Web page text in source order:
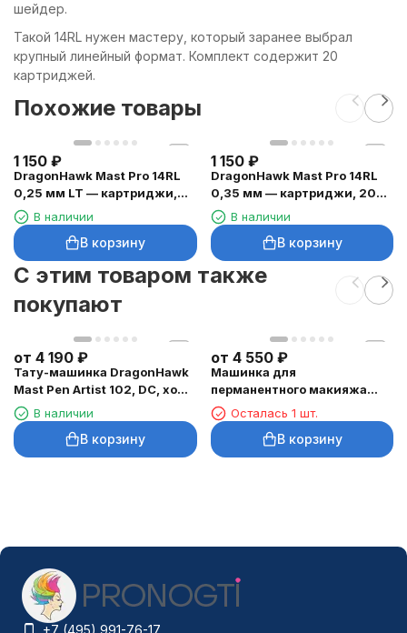
шейдер.
Такой 14RL нужен мастеру, который заранее выбрал
крупный линейный формат. Комплект содержит 20
картриджей.
Похожие товары
1 150 ₽
DragonHawk Mast Pro 14RL
0,25 мм LT — картриджи,
20 шт.В наличии
В корзину
1 150 ₽
DragonHawk Mast Pro 14RL
0,35 мм — картриджи, 20
шт.В наличии
В корзину
C этим товаром также
покупают
от 4 190 ₽
Тату-машинка DragonHawk
Mast Pen Artist 102, DC, ход
3,5 ммВ наличии
В корзину
от 4 550 ₽
Машинка для
перманентного макияжа
DragonHawk Mast Tour Air,
RCA, ход 2,3 мм
Осталась 1 шт.
В корзину
+7 (495) 991-76-17